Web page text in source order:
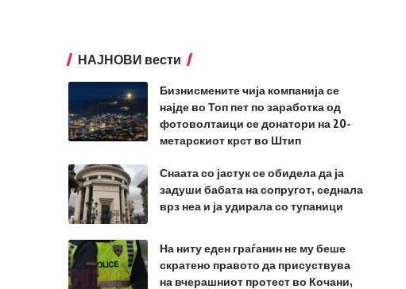
НАЈНОВИ вести
Бизнисмените чија компанија се
најде во Топ пет по заработка од
фотоволтаици се донатори на 20-
метарскиот крст во Штип
Снаата со јастук се обидела да ја
задуши бабата на сопругот, седнала
врз неа и ја удирала со тупаници
На ниту еден граѓанин не му беше
скратено правото да присуствува
на вчерашниот протест во Кочани,